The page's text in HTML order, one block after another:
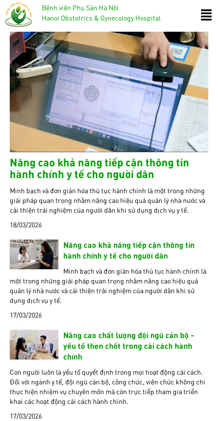
Bệnh viện Phụ Sản Hà Nội
Hanoi Obstetrics & Gynecology Hospital
Nâng cao khả năng tiếp cận thông tin
hành chính y tế cho người dân
Minh bạch và đơn giản hóa thủ tục hành chính là một trong những
giải pháp quan trọng nhằm nâng cao hiệu quả quản lý nhà nước và
cải thiện trải nghiệm của người dân khi sử dụng dịch vụ y tế.
18/03/2026
Nâng cao khả năng tiếp cận thông tin
hành chính y tế cho người dân
Minh bạch và đơn giản hóa thủ tục hành chính là
một trong những giải pháp quan trọng nhằm nâng cao hiệu quả
quản lý nhà nước và cải thiện trải nghiệm của người dân khi sử
dụng dịch vụ y tế.
17/03/2026
Nâng cao chất lượng đội ngũ cán bộ -
yếu tố then chốt trong cải cách hành
chính
Con người luôn là yếu tố quyết định trong mọi hoạt động cải cách.
Đối với ngành y tế, đội ngũ cán bộ, công chức, viên chức không chỉ
thực hiện nhiệm vụ chuyên môn mà còn trực tiếp tham gia triển
khai các hoạt động cải cách hành chính.
17/03/2026